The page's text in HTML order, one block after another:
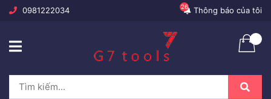
0981222034 Thông báo của tôi
26